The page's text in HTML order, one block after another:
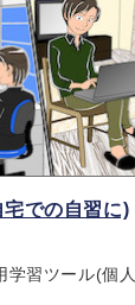
での自習に)
学習ツール(個